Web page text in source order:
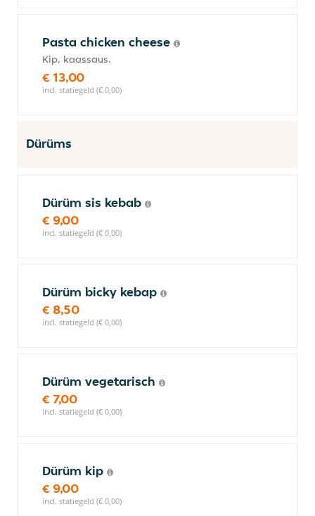
Pasta chicken cheese
Kip, kaassaus.
€ 13,00
incl. statiegeld (€ 0,00)
Dürüms
Dürüm sis kebab
€ 9,00
incl. statiegeld (€ 0,00)
Dürüm bicky kebap
€ 8,50
incl. statiegeld (€ 0,00)
Dürüm vegetarisch
€ 7,00
incl. statiegeld (€ 0,00)
Dürüm kip
€ 9,00
incl. statiegeld (€ 0,00)